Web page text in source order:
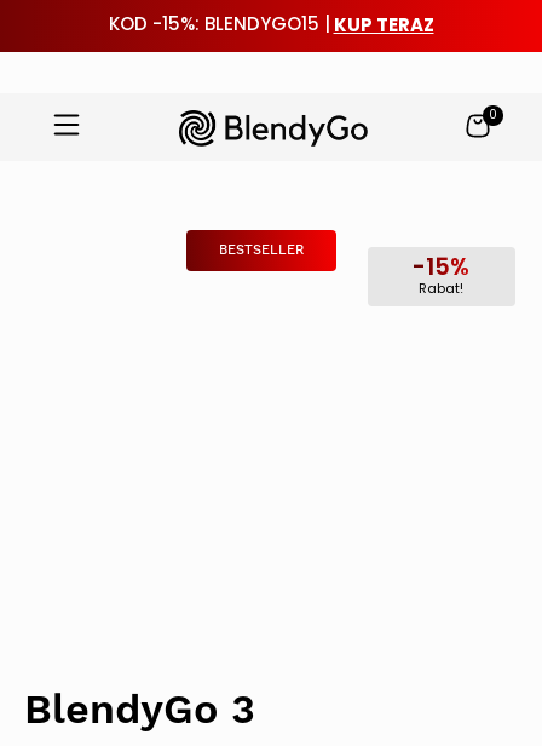
KOD -15%: BLENDYGO15 |KUP TERAZ
0
-15%
Rabat!
BESTSELLER
BlendyGo 3